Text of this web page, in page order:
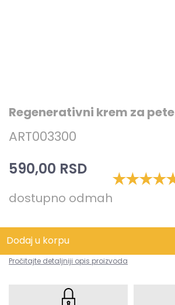
Regenerativni krem za pete
ART003300
590,00 RSD
dostupno odmah
Dodaj u korpu
Pročitajte detaljniji opis proizvoda